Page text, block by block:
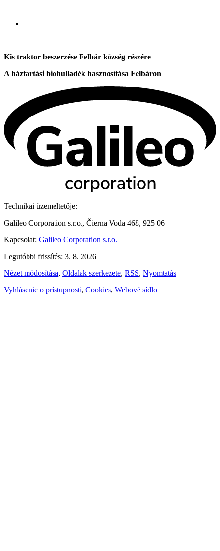
Kis traktor beszerzése Felbár község részére
A háztartási biohulladék hasznosítása Felbáron
Technikai üzemeltetője:
Galileo Corporation s.r.o., Čierna Voda 468, 925 06
Kapcsolat: Galileo Corporation s.r.o.
Legutóbbi frissítés: 3. 8. 2026
Nézet módosítása, Oldalak szerkezete, RSS, Nyomtatás
Vyhlásenie o prístupnosti, Cookies, Webové sídlo